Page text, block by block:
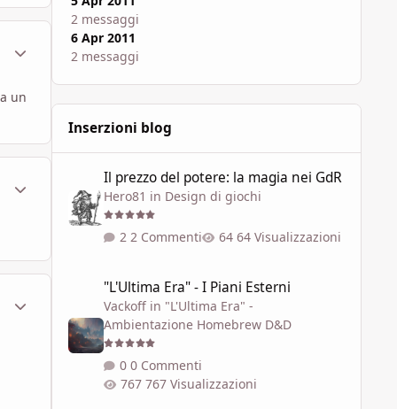
Statistiche Autore
un
Statistiche Autore
Statistiche Autore
2 messaggi
6 Apr 2011
2 messaggi
Inserzioni blog
Il prezzo del potere: la magia nei GdR
Il prezzo del potere: la magia nei GdR
Hero81 in Design di giochi
2 Commenti 64 Visualizzazioni
"L'Ultima Era" - I Piani Esterni
Vackoffin "L'Ultima Era" -
Ambientazione Homebrew D&D
0 Commenti
767 Visualizzazioni